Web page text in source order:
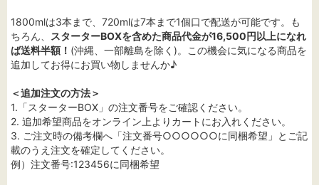
1800mlは3本まで、720mlは7本まで1個口で配送が可能です。も
ちろん、
スターターBOXを含めた商品代金が16,500円以上になれ
ば送料半額！ (沖縄、一部離島を除く)。この機会に気になる商品を
追加してお得にお買い物しませんか♪
＜追加注文の方法＞
1.「スターターBOX」の注文番号をご確認ください。
2. 追加希望商品をオンライン上よりカートにお入れください。
3. ご注文時の備考欄へ「注文番号○○○○○○に同梱希望」とご記
載のうえ注文を確定してください。
例）注文番号:123456に同梱希望